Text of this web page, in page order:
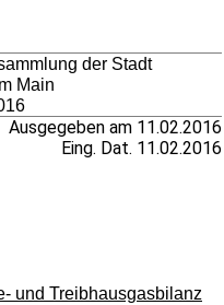
der Stadt
Main
Ausgegeben am 11.02.2016
Eing. Dat. 11.02.2016
und Treibhausgasbilanz